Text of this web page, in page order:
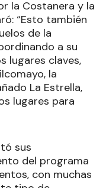
la Costanera y la
“Esto también
de la
a su
lugares claves,
la
La Estrella,
lugares para
sus
del programa
con muchas